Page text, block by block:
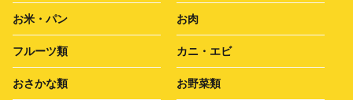
お米・パン お肉
フルーツ類 カニ・エビ
おさかな類 お野菜類